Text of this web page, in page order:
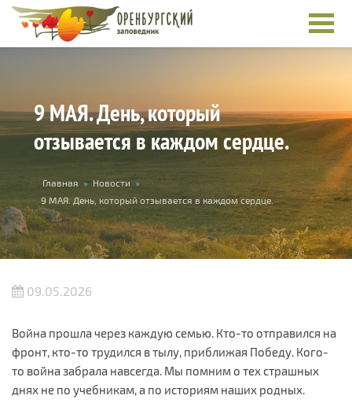
Перейти к основному содержанию
9 МАЯ. День, который
отзывается в каждом сердце.
Вы здесь
Главная » Новости »
9 МАЯ. День, который отзывается в каждом сердце.
09.05.2026
Война прошла через каждую семью. Кто-то отправился на
фронт, кто-то трудился в тылу, приближая Победу. Кого-
то война забрала навсегда. Мы помним о тех страшных
днях не по учебникам, а по историям наших родных.